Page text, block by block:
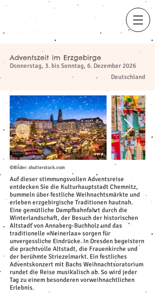
Adventszeit im Erzgebirge
Donnerstag, 3. bis Sonntag, 6. Dezember 2026
​
Deutschland
©Bilder: shutterstock.com
Auf dieser stimmungsvollen Adventsreise
entdecken Sie die Kulturhauptstadt Chemnitz,
bummeln über festliche Weihnachtsmärkte und
erleben erzgebirgische Traditionen hautnah.
Eine gemütliche Dampfbahnfahrt durch die
Winterlandschaft, der Besuch der historischen
Altstadt von Annaberg-Buchholz und das
traditionelle «Neinerlaa» sorgen für
unvergessliche Eindrücke. In Dresden begeistern
die prachtvolle Altstadt, die Frauenkirche und
der berühmte Striezelmarkt. Ein festliches
Adventskonzert mit Bachs Weihnachtsoratorium
rundet die Reise musikalisch ab. So wird jeder
Tag zu einem besonderen vorweihnachtlichen
Erlebnis.